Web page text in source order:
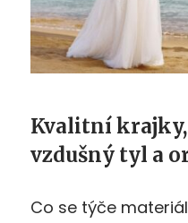
Kvalitní
vzdušný tyl a
Co se týče